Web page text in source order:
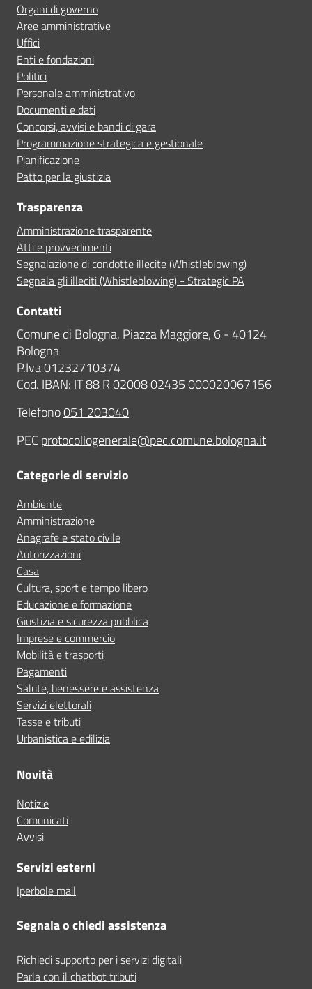
Organi di governo
Aree amministrative
Uffici
Enti e fondazioni
Politici
Personale amministrativo
Documenti e dati
Concorsi, avvisi e bandi di gara
Programmazione strategica e gestionale
Pianificazione
Patto per la giustizia
Trasparenza
Amministrazione trasparente
Atti e provvedimenti
Segnalazione di condotte illecite (Whistleblowing)
Segnala gli illeciti (Whistleblowing) - Strategic PA
Contatti
Comune di Bologna, Piazza Maggiore, 6 - 40124
Bologna
P.Iva 01232710374
Cod. IBAN: IT 88 R 02008 02435 000020067156
Telefono051 203040
PEC protocollogenerale@pec.comune.bologna.it
Categorie di servizio
Ambiente
Amministrazione
Anagrafe e stato civile
Autorizzazioni
Casa
Cultura, sport e tempo libero
Educazione e formazione
Giustizia e sicurezza pubblica
Imprese e commercio
Mobilità e trasporti
Pagamenti
Salute, benessere e assistenza
Servizi elettorali
Tasse e tributi
Urbanistica e edilizia
Novità
Notizie
Comunicati
Avvisi
Servizi esterni
Iperbole mail
Segnala o chiedi assistenza
Richiedi supporto per i servizi digitali
Parla con il chatbot tributi